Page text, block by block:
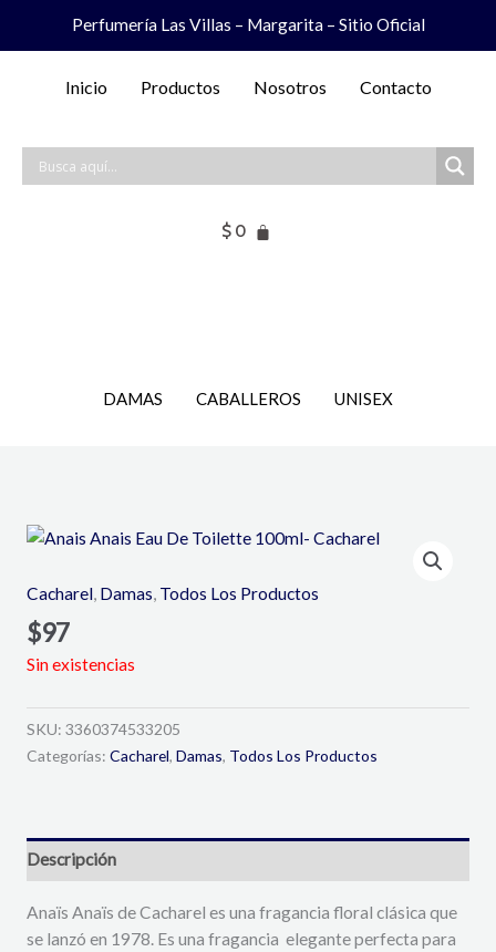
Perfumería Las Villas – Margarita – Sitio Oficial
Inicio Productos Nosotros Contacto
$ 0
DAMAS CABALLEROS UNISEX
Cacharel, Damas Todos Los Productos
$97
Sin existencias
SKU: 3360374533205
Categorías: Cacharel, Damas, Todos Los Productos
Descripción
Anaïs Anaïs de Cacharel es una fragancia floral clásica que
se lanzó en 1978. Es una fragancia elegante perfecta para